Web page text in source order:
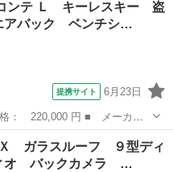
車 ディスプレイオーディ
ンテ Ｌ キーレスキー 盗
アバック ベンチシ…
提携サイト 6月23日
ンテ ■ グレード名： Ｌ
ック ベンチシート オート
Ｘ ガラスルーフ ９型ディ
オ バックカメラ …